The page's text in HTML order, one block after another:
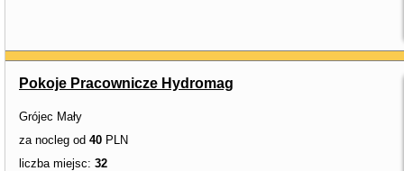
Pokoje Pracownicze Hydromag
Grójec Mały
za nocleg od 40 PLN
liczba miejsc: 32